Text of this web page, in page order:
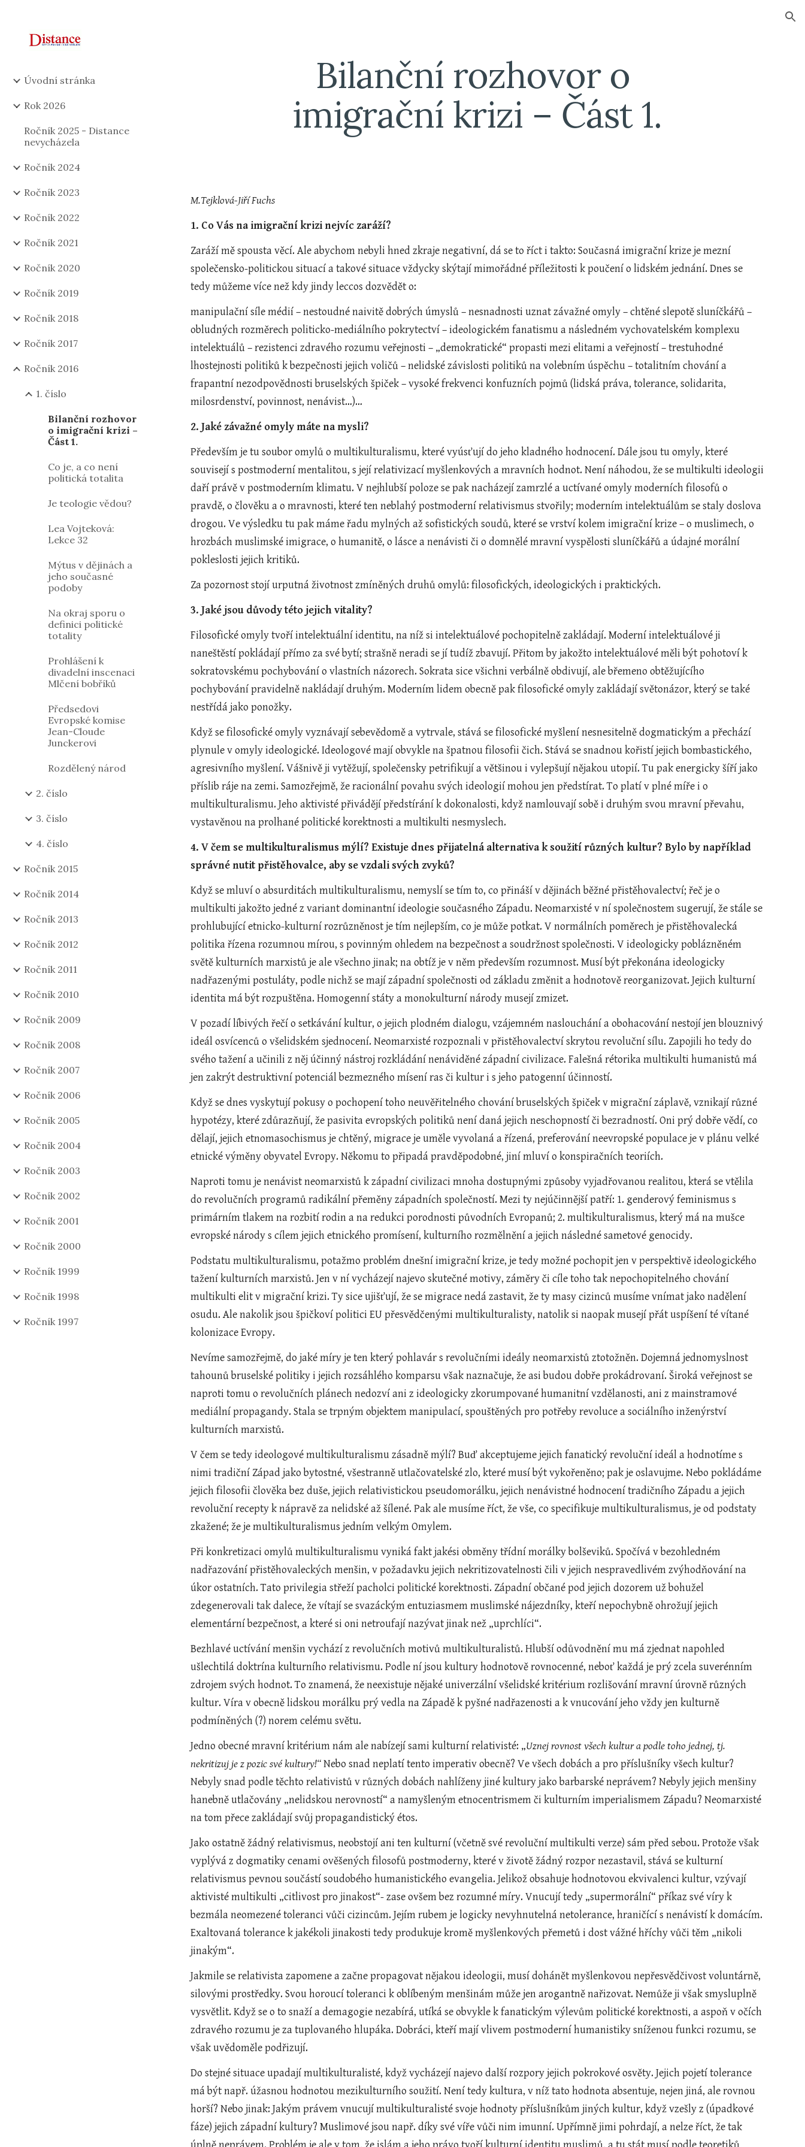
Úvodní stránka
Rok 2026
Ročník 2025 - Distance
nevycházela
Ročník 2024
Ročník 2023
Ročník 2022
Ročník 2021
Ročník 2020
Ročník 2019
Ročník 2018
Ročník 2017
Ročník 2016
1. číslo
Bilanční rozhovor
o imigrační krizi –
Část 1.
Co je, a co není
politická totalita
Je teologie vědou?
Lea Vojteková:
Lekce 32
Mýtus v dějinách a
jeho současné
podoby
Na okraj sporu o
definici politické
totality
Prohlášení k
divadelní inscenaci
Mlčení bobříků
Předsedovi
Evropské komise
Jean-Cloude
Junckerovi
Rozdělený národ
2. číslo
3. číslo
4. číslo
Ročník 2015
Ročník 2014
Ročník 2013
Ročník 2012
Ročník 2011
Ročník 2010
Ročník 2009
Ročník 2008
Ročník 2007
Ročník 2006
Ročník 2005
Ročník 2004
Ročník 2003
Ročník 2002
Ročník 2001
Ročník 2000
Ročník 1999
Ročník 1998
Ročník 1997
Bilanční rozhovor o
imigrační krizi – Část 1.
M.Tejklová-Jiří Fuchs
1. Co Vás na imigrační krizi nejvíc zaráží?
Zaráží mě spousta věcí. Ale abychom nebyli hned zkraje negativní, dá se to říct i takto: Současná imigrační krize je mezní
společensko-politickou situací a takové situace vždycky skýtají mimořádné příležitosti k poučení o lidském jednání. Dnes se
tedy můžeme více než kdy jindy leccos dozvědět o:
manipulační síle médií – nestoudné naivitě dobrých úmyslů – nesnadnosti uznat závažné omyly – chtěné slepotě sluníčkářů –
obludných rozměrech politicko-mediálního pokrytectví – ideologickém fanatismu a následném vychovatelském komplexu
intelektuálů – rezistenci zdravého rozumu veřejnosti – „demokratické“ propasti mezi elitami a veřejností – trestuhodné
lhostejnosti politiků k bezpečnosti jejich voličů – nelidské závislosti politiků na volebním úspěchu – totalitním chování a
frapantní nezodpovědnosti bruselských špiček – vysoké frekvenci konfuzních pojmů (lidská práva, tolerance, solidarita,
milosrdenství, povinnost, nenávist…)…
2. Jaké závažné omyly máte na mysli?
Především je tu soubor omylů o multikulturalismu, které vyúsťují do jeho kladného hodnocení. Dále jsou tu omyly, které
souvisejí s postmoderní mentalitou, s její relativizací myšlenkových a mravních hodnot. Není náhodou, že se multikulti ideologii
daří právě v postmoderním klimatu. V nejhlubší poloze se pak nacházejí zamrzlé a uctívané omyly moderních filosofů o
pravdě, o člověku a o mravnosti, které ten neblahý postmoderní relativismus stvořily; moderním intelektuálům se staly doslova
drogou. Ve výsledku tu pak máme řadu mylných až sofistických soudů, které se vrství kolem imigrační krize – o muslimech, o
hrozbách muslimské imigrace, o humanitě, o lásce a nenávisti či o domnělé mravní vyspělosti sluníčkářů a údajné morální
pokleslosti jejich kritiků.
Za pozornost stojí urputná životnost zmíněných druhů omylů: filosofických, ideologických i praktických.
3. Jaké jsou důvody této jejich vitality?
Filosofické omyly tvoří intelektuální identitu, na níž si intelektuálové pochopitelně zakládají. Moderní intelektuálové ji
naneštěstí pokládají přímo za své bytí; strašně neradi se jí tudíž zbavují. Přitom by jakožto intelektuálové měli být pohotoví k
sokratovskému pochybování o vlastních názorech. Sokrata sice všichni verbálně obdivují, ale břemeno obtěžujícího
pochybování pravidelně nakládají druhým. Moderním lidem obecně pak filosofické omyly zakládají světonázor, který se také
nestřídá jako ponožky.
Když se filosofické omyly vyznávají sebevědomě a vytrvale, stává se filosofické myšlení nesnesitelně dogmatickým a přechází
plynule v omyly ideologické. Ideologové mají obvykle na špatnou filosofii čich. Stává se snadnou kořistí jejich bombastického,
agresivního myšlení. Vášnivě ji vytěžují, společensky petrifikují a většinou i vylepšují nějakou utopií. Tu pak energicky šíří jako
příslib ráje na zemi. Samozřejmě, že racionální povahu svých ideologií mohou jen předstírat. To platí v plné míře i o
multikulturalismu. Jeho aktivisté přivádějí předstírání k dokonalosti, když namlouvají sobě i druhým svou mravní převahu,
vystavěnou na prolhané politické korektnosti a multikulti nesmyslech.
4. V čem se multikulturalismus mýlí? Existuje dnes přijatelná alternativa k soužití různých kultur? Bylo by například
správné nutit přistěhovalce, aby se vzdali svých zvyků?
Když se mluví o absurditách multikulturalismu, nemyslí se tím to, co přináší v dějinách běžné přistěhovalectví; řeč je o
multikulti jakožto jedné z variant dominantní ideologie současného Západu. Neomarxisté v ní společnostem sugerují, že stále se
prohlubující etnicko-kulturní rozrůzněnost je tím nejlepším, co je může potkat. V normálních poměrech je přistěhovalecká
politika řízena rozumnou mírou, s povinným ohledem na bezpečnost a soudržnost společnosti. V ideologicky poblázněném
světě kulturních marxistů je ale všechno jinak; na obtíž je v něm především rozumnost. Musí být překonána ideologicky
nadřazenými postuláty, podle nichž se mají západní společnosti od základu změnit a hodnotově reorganizovat. Jejich kulturní
identita má být rozpuštěna. Homogenní státy a monokulturní národy musejí zmizet.
V pozadí líbivých řečí o setkávání kultur, o jejich plodném dialogu, vzájemném naslouchání a obohacování nestojí jen blouznivý
ideál osvícenců o všelidském sjednocení. Neomarxisté rozpoznali v přistěhovalectví skrytou revoluční sílu. Zapojili ho tedy do
svého tažení a učinili z něj účinný nástroj rozkládání nenáviděné západní civilizace. Falešná rétorika multikulti humanistů má
jen zakrýt destruktivní potenciál bezmezného mísení ras či kultur i s jeho patogenní účinností.
Když se dnes vyskytují pokusy o pochopení toho neuvěřitelného chování bruselských špiček v migrační záplavě, vznikají různé
hypotézy, které zdůrazňují, že pasivita evropských politiků není daná jejich neschopností či bezradností. Oni prý dobře vědí, co
dělají, jejich etnomasochismus je chtěný, migrace je uměle vyvolaná a řízená, preferování neevropské populace je v plánu velké
etnické výměny obyvatel Evropy. Někomu to připadá pravděpodobné, jiní mluví o konspiračních teoriích.
Naproti tomu je nenávist neomarxistů k západní civilizaci mnoha dostupnými způsoby vyjadřovanou realitou, která se vtělila
do revolučních programů radikální přeměny západních společností. Mezi ty nejúčinnější patří: 1. genderový feminismus s
primárním tlakem na rozbití rodin a na redukci porodnosti původních Evropanů; 2. multikulturalismus, který má na mušce
evropské národy s cílem jejich etnického promísení, kulturního rozmělnění a jejich následné sametové genocidy.
Podstatu multikulturalismu, potažmo problém dnešní imigrační krize, je tedy možné pochopit jen v perspektivě ideologického
tažení kulturních marxistů. Jen v ní vycházejí najevo skutečné motivy, záměry či cíle toho tak nepochopitelného chování
multikulti elit v migrační krizi. Ty sice ujišťují, že se migrace nedá zastavit, že ty masy cizinců musíme vnímat jako nadělení
osudu. Ale nakolik jsou špičkoví politici EU přesvědčenými multikulturalisty, natolik si naopak musejí přát uspíšení té vítané
kolonizace Evropy.
Nevíme samozřejmě, do jaké míry je ten který pohlavár s revolučními ideály neomarxistů ztotožněn. Dojemná jednomyslnost
tahounů bruselské politiky i jejich rozsáhlého komparsu však naznačuje, že asi budou dobře prokádrovaní. Široká veřejnost se
naproti tomu o revolučních plánech nedozví ani z ideologicky zkorumpované humanitní vzdělanosti, ani z mainstramové
mediální propagandy. Stala se trpným objektem manipulací, spouštěných pro potřeby revoluce a sociálního inženýrství
kulturních marxistů.
V čem se tedy ideologové multikulturalismu zásadně mýlí? Buď akceptujeme jejich fanatický revoluční ideál a hodnotíme s
nimi tradiční Západ jako bytostné, všestranně utlačovatelské zlo, které musí být vykořeněno; pak je oslavujme. Nebo pokládáme
jejich filosofii člověka bez duše, jejich relativistickou pseudomorálku, jejich nenávistné hodnocení tradičního Západu a jejich
revoluční recepty k nápravě za nelidské až šílené. Pak ale musíme říct, že vše, co specifikuje multikulturalismus, je od podstaty
zkažené; že je multikulturalismus jedním velkým Omylem.
Při konkretizaci omylů multikulturalismu vyniká fakt jakési obměny třídní morálky bolševiků. Spočívá v bezohledném
nadřazování přistěhovaleckých menšin, v požadavku jejich nekritizovatelnosti čili v jejich nespravedlivém zvýhodňování na
úkor ostatních. Tato privilegia střeží pacholci politické korektnosti. Západní občané pod jejich dozorem už bohužel
zdegenerovali tak dalece, že vítají se svazáckým entuziasmem muslimské nájezdníky, kteří nepochybně ohrožují jejich
elementární bezpečnost, a které si oni netroufají nazývat jinak než „uprchlíci“.
Bezhlavé uctívání menšin vychází z revolučních motivů multikulturalistů. Hlubší odůvodnění mu má zjednat napohled
ušlechtilá doktrína kulturního relativismu. Podle ní jsou kultury hodnotově rovnocenné, neboť každá je prý zcela suverénním
zdrojem svých hodnot. To znamená, že neexistuje nějaké univerzální všelidské kritérium rozlišování mravní úrovně různých
kultur. Víra v obecně lidskou morálku prý vedla na Západě k pyšné nadřazenosti a k vnucování jeho vždy jen kulturně
podmíněných (?) norem celému světu.
Jedno obecné mravní kritérium nám ale nabízejí sami kulturní relativisté: „Uznej rovnost všech kultur a podle toho jednej, tj.
nekritizuj je z pozic své kultury!“ Nebo snad neplatí tento imperativ obecně? Ve všech dobách a pro příslušníky všech kultur?
Nebyly snad podle těchto relativistů v různých dobách nahlíženy jiné kultury jako barbarské neprávem? Nebyly jejich menšiny
hanebně utlačovány „nelidskou nerovností“ a namyšleným etnocentrismem či kulturním imperialismem Západu? Neomarxisté
na tom přece zakládají svůj propagandistický étos.
Jako ostatně žádný relativismus, neobstojí ani ten kulturní (včetně své revoluční multikulti verze) sám před sebou. Protože však
vyplývá z dogmatiky cenami ověšených filosofů postmoderny, které v životě žádný rozpor nezastavil, stává se kulturní
relativismus pevnou součástí soudobého humanistického evangelia. Jelikož obsahuje hodnotovou ekvivalenci kultur, vzývají
aktivisté multikulti „citlivost pro jinakost“- zase ovšem bez rozumné míry. Vnucují tedy „supermorální“ příkaz své víry k
bezmála neomezené toleranci vůči cizincům. Jejím rubem je logicky nevyhnutelná netolerance, hraničící s nenávistí k domácím.
Exaltovaná tolerance k jakékoli jinakosti tedy produkuje kromě myšlenkových přemetů i dost vážné hříchy vůči těm „nikoli
jinakým“.
Jakmile se relativista zapomene a začne propagovat nějakou ideologii, musí dohánět myšlenkovou nepřesvědčivost voluntárně,
silovými prostředky. Svou horoucí toleranci k oblíbeným menšinám může jen arogantně nařizovat. Nemůže ji však smysluplně
vysvětlit. Když se o to snaží a demagogie nezabírá, utíká se obvykle k fanatickým výlevům politické korektnosti, a aspoň v očích
zdravého rozumu je za tuplovaného hlupáka. Dobráci, kteří mají vlivem postmoderní humanistiky sníženou funkci rozumu, se
však uvědoměle podřizují.
Do stejné situace upadají multikulturalisté, když vycházejí najevo další rozpory jejich pokrokové osvěty. Jejich pojetí tolerance
má být např. úžasnou hodnotou mezikulturního soužití. Není tedy kultura, v níž tato hodnota absentuje, nejen jiná, ale rovnou
horší? Nebo jinak: Jakým právem vnucují multikulturalisté svoje hodnoty příslušníkům jiných kultur, když vzešly z (úpadkové
fáze) jejich západní kultury? Muslimové jsou např. díky své víře vůči nim imunní. Upřímně jimi pohrdají, a nelze říct, že tak